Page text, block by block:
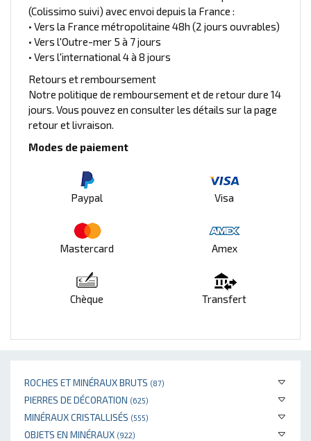
ROCHES ET MINÉRAUX BRUTS (87)
PIERRES DE DÉCORATION (625)
MINÉRAUX CRISTALLISÉS (555)
OBJETS EN MINÉRAUX (922)
(Colissimo suivi) avec envoi depuis la France :
• Vers la France métropolitaine 48h (2 jours ouvrables)
• Vers l'Outre-mer 5 à 7 jours
• Vers l'international 4 à 8 jours
Retours et remboursement
Notre politique de remboursement et de retour dure 14
jours. Vous pouvez en consulter les détails sur la page
retour et livraison.
Modes de paiement
Paypal Visa
Mastercard Amex
Chèque Transfert